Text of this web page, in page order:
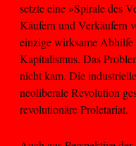
setzte eine »Spirale des
Käufern und Verkäufern
einzige wirksame Abhilfe
Kapitalismus. Das
nicht kam. Die
neoliberale Revolution
revolutionäre Proletariat.